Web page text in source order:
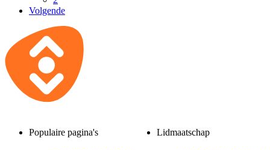
Volgende
Populaire pagina's Lidmaatschap